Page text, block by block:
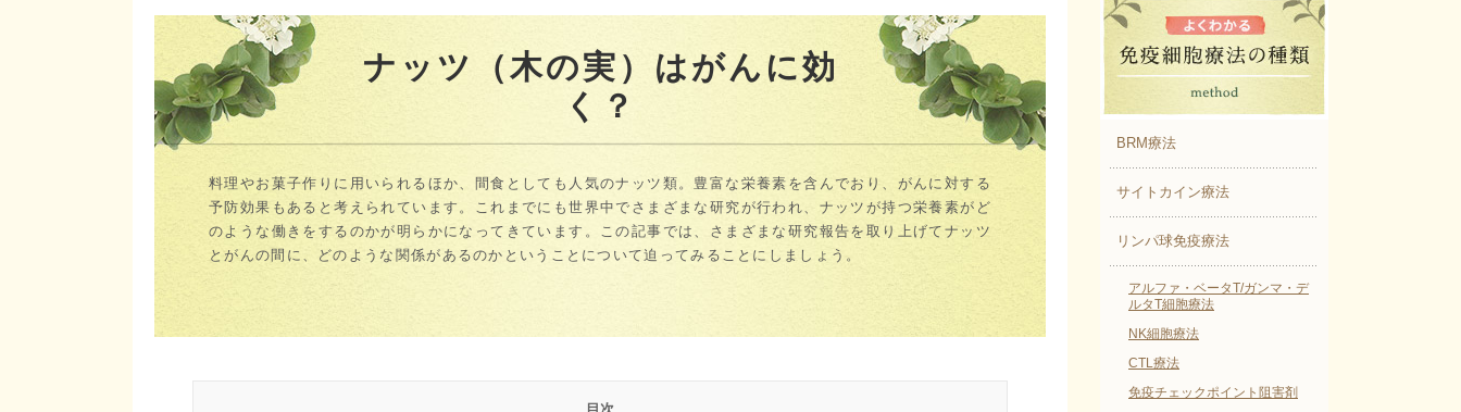
ナッツ（木の実）はがんに効
く？
料理やお菓子作りに用いられるほか、間食としても人気のナッツ類。豊富な栄養素を含んでおり、がんに対する
予防効果もあると考えられています。これまでにも世界中でさまざまな研究が行われ、ナッツが持つ栄養素がど
のような働きをするのかが明らかになってきています。この記事では、さまざまな研究報告を取り上げてナッツ
とがんの間に、どのような関係があるのかということについて迫ってみることにしましょう。
BRM療法
サイトカイン療法
リンパ球免疫療法
アルファ・ベータT/ガンマ・デ
ルタT細胞療法
NK細胞療法
CTL療法
免疫チェックポイント阻害剤